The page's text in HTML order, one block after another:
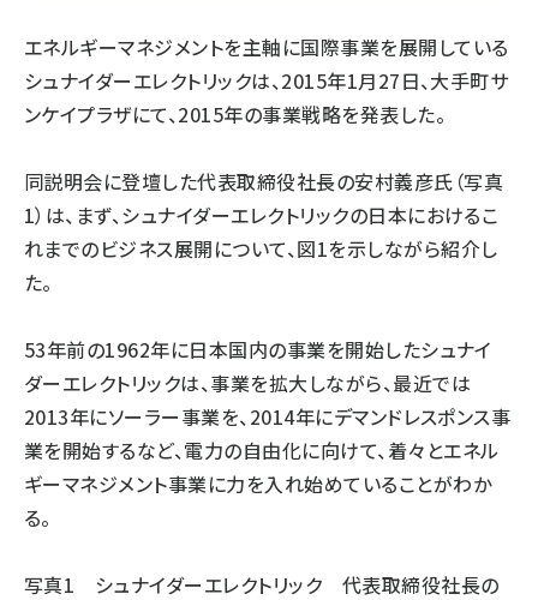
エネルギーマネジメントを主軸に国際事業を展開している
シュナイダーエレクトリックは、2015年1月27日、大手町サ
ンケイプラザにて、2015年の事業戦略を発表した。
同説明会に登壇した代表取締役社長の安村義彦氏（写真
1）は、まず、シュナイダーエレクトリックの日本におけるこ
れまでのビジネス展開について、図1を示しながら紹介し
た。
53年前の1962年に日本国内の事業を開始したシュナイ
ダーエレクトリックは、事業を拡大しながら、最近では
2013年にソーラー事業を、2014年にデマンドレスポンス事
業を開始するなど、電力の自由化に向けて、着々とエネル
ギーマネジメント事業に力を入れ始めていることがわか
る。
写真1 シュナイダーエレクトリック 代表取締役社長の